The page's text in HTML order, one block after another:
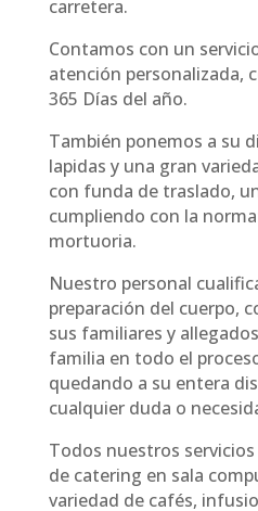
carretera.
Contamos con un
atención personalizada,
365 Días del año.
También ponemos a su
lapidas y una gran
con funda de traslado,
cumpliendo con la
mortuoria.
Nuestro personal
preparación del cuerpo,
sus familiares y
familia en todo el
quedando a su entera
cualquier duda o
Todos nuestros
de catering en sala
variedad de cafés,